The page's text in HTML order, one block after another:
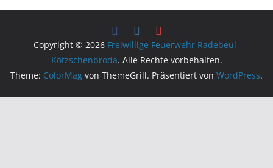
Copyright © 2026 Freiwillige Feuerwehr Radebeul-
Kötzschenbroda. Alle Rechte vorbehalten.
Theme: ColorMag von ThemeGrill. Präsentiert von WordPress.